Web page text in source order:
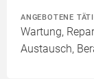
ANGEBOTENE
Wartung,
Austausch,